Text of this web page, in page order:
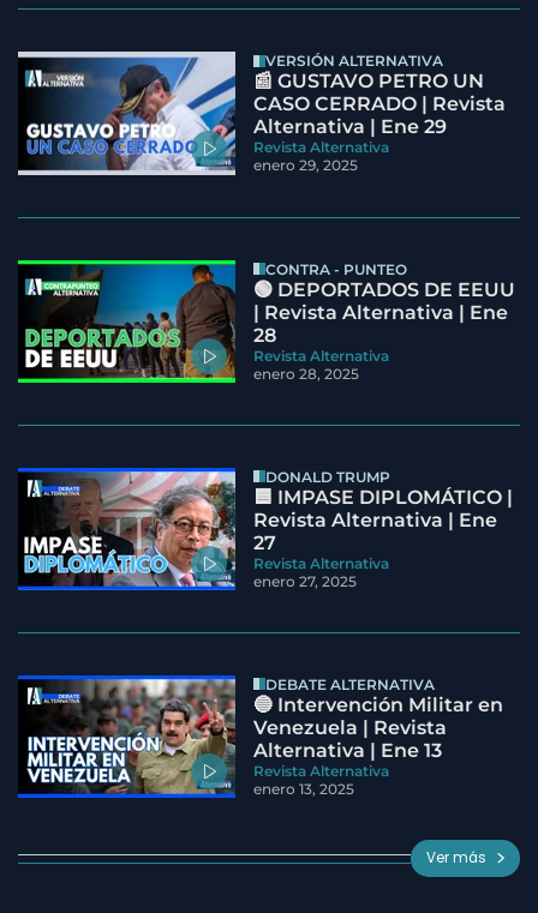
VERSIÓN ALTERNATIVA
📰 GUSTAVO PETRO UN
CASO CERRADO | Revista
Alternativa | Ene 29
Revista Alternativa
enero 29, 2025
CONTRA - PUNTEO
🟢 DEPORTADOS DE EEUU
| Revista Alternativa | Ene
28
Revista Alternativa
enero 28, 2025
DONALD TRUMP
🟦 IMPASE DIPLOMÁTICO |
Revista Alternativa | Ene
27
Revista Alternativa
enero 27, 2025
DEBATE ALTERNATIVA
🔵 Intervención Militar en
Venezuela | Revista
Alternativa | Ene 13
Revista Alternativa
enero 13, 2025
Ver más